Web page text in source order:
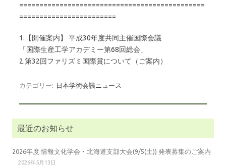
==============================================
========================
1.【開催案内】 平成30年度共同主催国際会議
「国際生産工学アカデミー第68回総会」
2.第32回ファリズミ国際賞について（ご案内）
カテゴリー: 日本学術会議ニュース
最近のお知らせ
2026年度 情報文化学会・北海道支部大会(9/5(土)) 発表募集のご案内
2026年5月13日